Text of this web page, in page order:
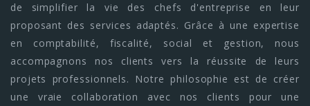
de simplifier la vie des chefs d'entreprise en leur
proposant des services adaptés. Grâce à une expertise
en comptabilité, fiscalité, social et gestion, nous
accompagnons nos clients vers la réussite de leurs
projets professionnels. Notre philosophie est de créer
une vraie collaboration avec nos clients pour une